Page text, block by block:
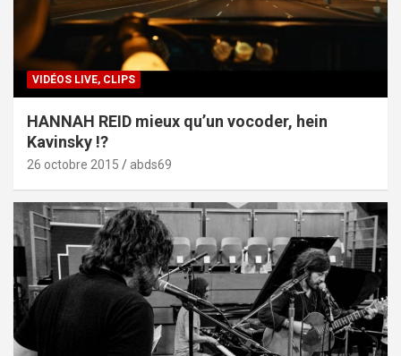
VIDÉOS LIVE, CLIPS
HANNAH REID mieux qu’un vocoder, hein
Kavinsky !?
26 octobre 2015 abds69